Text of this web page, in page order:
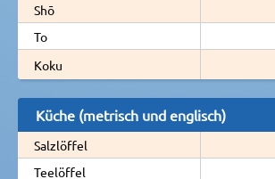
Shō
To
Koku
Küche (metrisch und englisch)
Salzlöffel
Teelöffel